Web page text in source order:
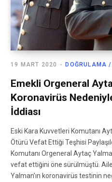
DOĞRULAMA
19 MART 2020
Emekli Orgeneral
Koronavirüs
İddiası
Eski Kara Kuvvetleri Komutanı
Ötürü Vefat Ettiği Teşhisi
Komutanı Orgeneral Aytaç
vefat ettiğini öne sürülmüştü.
Yalman’ın koronavirüs testinin